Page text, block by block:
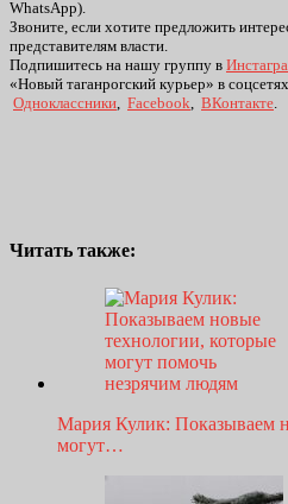
WhatsApp).
Звоните, если хотите предложить
представителям власти.
Подпишитесь на нашу группу в
«Новый таганрогский курьер» в
Одноклассники, Facebook, ВКонтакте.
Читать также:
Мария Кулик: Показываем
могут…